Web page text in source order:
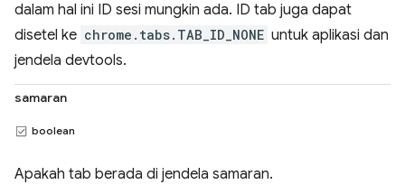
dalam hal ini ID sesi mungkin ada. ID tab juga dapat
disetel ke chrome.tabs.TAB_ID_NONE untuk aplikasi dan
jendela devtools.
samaran
boolean
Apakah tab berada di jendela samaran.